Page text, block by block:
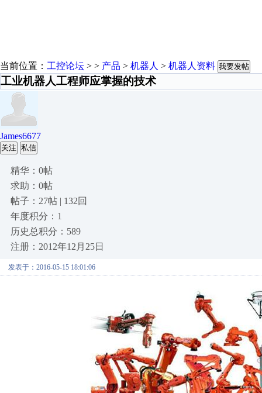
当前位置： 工控论坛 > > 产品 > 机器人 > 机器人资料 我要发帖
工业机器人工程师应掌握的技术
James6677
关注 私信
精华：0帖
求助：0帖
帖子：27帖 | 132回
年度积分：1
历史总积分：589
注册：2012年12月25日
发表于：2016-05-15 18:01:06